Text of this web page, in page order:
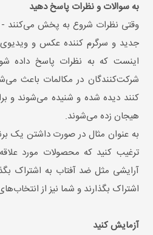
به سوالات و نظرات پاسخ دهید
وقتی نظرات شروع به پخش می‌کنند -
جدید و سرگرم کننده عکس و
اینست که به نظرات پاسخ داده
شرکت‌کنندگان در مکالمات باعث
کنند دیده شده و شنیده می‌شوند و
هیجان زده می‌شوند.
به عنوان مثال در صورت داشتن یک
ترغیب کنید که محصولات مورد
آرایشی مثل ضد آفتاب به اشتراک
اشتراک بگذارند و شما نیز از
آزمایش کنید